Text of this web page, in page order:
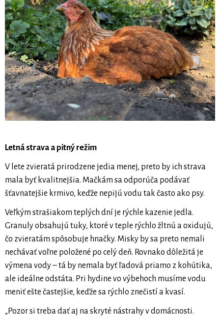
Letná strava a pitný režim
V lete zvieratá prirodzene jedia menej, preto by ich strava
mala byť kvalitnejšia. Mačkám sa odporúča podávať
šťavnatejšie krmivo, keďže nepijú vodu tak často ako psy.
Veľkým strašiakom teplých dní je rýchle kazenie jedla.
Granuly obsahujú tuky, ktoré v teple rýchlo žltnú a oxidujú,
čo zvieratám spôsobuje hnačky. Misky by sa preto nemali
nechávať voľne položené po celý deň. Rovnako dôležitá je
výmena vody – tá by nemala byť ľadová priamo z kohútika,
ale ideálne odstáta. Pri hydine vo výbehoch musíme vodu
meniť ešte častejšie, keďže sa rýchlo znečistí a kvasí.
„Pozor si treba dať aj na skryté nástrahy v domácnosti.